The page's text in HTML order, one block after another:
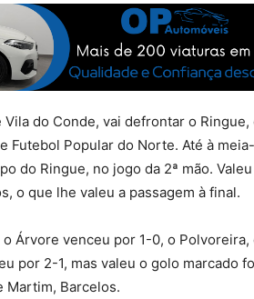
Vila do Conde, vai defrontar o
Futebol Popular do Norte. Até à
do Ringue, no jogo da 2ª mão.
o que lhe valeu a passagem à final.
o Árvore venceu por 1-0, o
por 2-1, mas valeu o golo marcado
Martim, Barcelos.